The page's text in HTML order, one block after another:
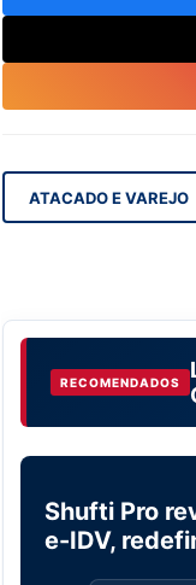
ATACADO E VAREJO
RECOMENDADOS
NOTÍCIAS
Shufti Pro
e-IDV,